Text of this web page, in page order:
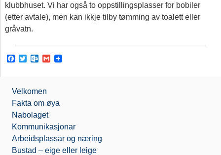
klubbhuset. Vi har også to oppstillingsplasser for bobiler
(etter avtale), men kan ikkje tilby tømming av toalett eller
gråvatn.
F
b
o
k
T
t
r
O
o
k
.
c
o
m
G
Velkomen
Fakta om øya
Nabolaget
Kommunikasjonar
Arbeidsplassar og næring
Bustad – eige eller leige